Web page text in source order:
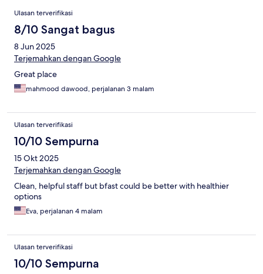
Ulasan
Ulasan terverifikasi
8/10 Sangat bagus
8 Jun 2025
Terjemahkan dengan Google
Great place
mahmood dawood, perjalanan 3 malam
Ulasan terverifikasi
10/10 Sempurna
15 Okt 2025
Terjemahkan dengan Google
Clean, helpful staff but bfast could be better with healthier
options
Eva, perjalanan 4 malam
Ulasan terverifikasi
10/10 Sempurna